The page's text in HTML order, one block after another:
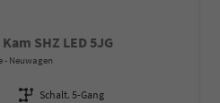
SHZ LED 5JG
Neuwagen
Getriebe Schalt. 5-Gang